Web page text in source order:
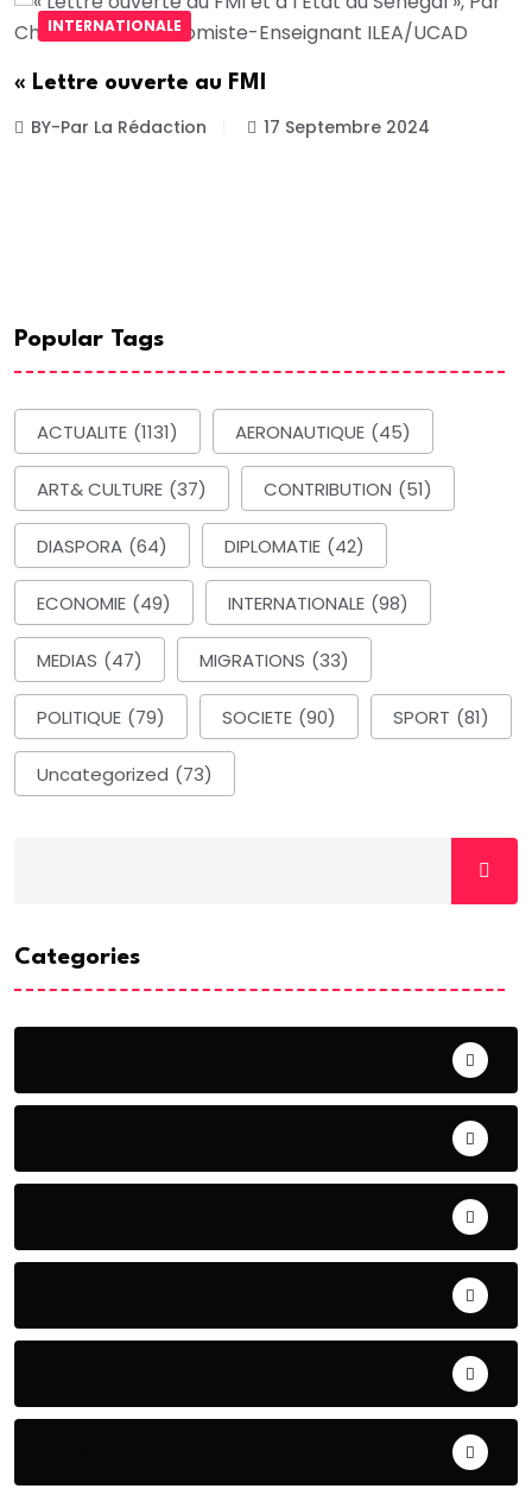
INTERNATIONALE
« Lettre ouverte au FMI
BY-Par La Rédaction 17 Septembre 2024
Popular Tags
ACTUALITE (1131) AERONAUTIQUE (45)
ART& CULTURE (37) CONTRIBUTION (51)
DIASPORA (64) DIPLOMATIE (42)
ECONOMIE (49) INTERNATIONALE (98)
MEDIAS (47) MIGRATIONS (33)
POLITIQUE (79) SOCIETE (90) SPORT (81)
Uncategorized (73)
Categories